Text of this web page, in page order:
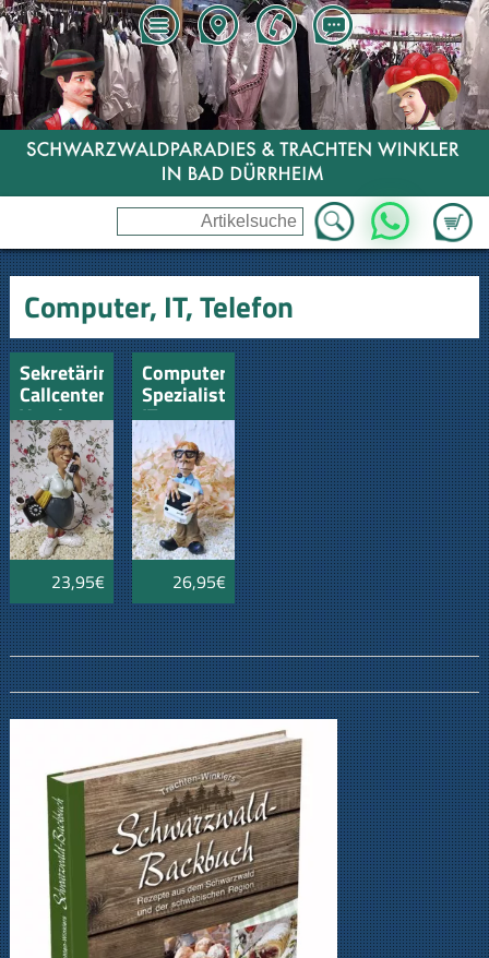
Zum
WhatsApp
Computer, IT, Telefon
Sekretärin-
Callcenter-
Vorzimmerdame
23,95€
Computer
Spezialist
IT
Fernsehmechaniker
26,95€